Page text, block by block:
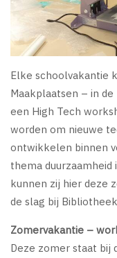
Elke schoolvakantie
Maakplaatsen – in
een High Tech
worden om nieuwe
ontwikkelen binnen
thema duurzaamheid
kunnen zij hier deze
de slag bij
Zomervakantie –
Deze zomer staat bij